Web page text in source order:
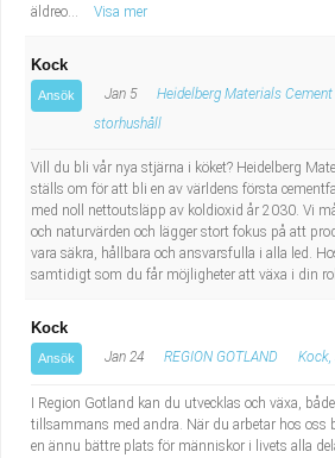
äldreo...
Visa mer
Kock
Ansök Jan 5 Heidelberg Materials Cement
storhushåll
Vill du bli vår nya stjärna i köket? Heidelberg
ställs om för att bli en av världens första
med noll nettoutsläpp av koldioxid år 2030. Vi
och naturvärden och lägger stort fokus på att
vara säkra, hållbara och ansvarsfulla i alla led.
samtidigt som du får möjligheter att växa i din
Kock
Ansök Jan 24 REGION GOTLAND
I Region Gotland kan du utvecklas och växa,
tillsammans med andra. När du arbetar hos
en ännu bättre plats för människor i livets alla